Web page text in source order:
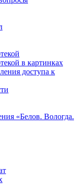
в картинках
доступа к
«Белов. Вологда.